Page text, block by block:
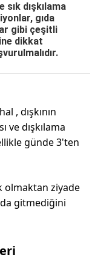
sık dışkılama
gıda
gibi çeşitli
dikkat
, dışkının
ve dışkılama
günde 3'ten
olmaktan ziyade
gitmediğini